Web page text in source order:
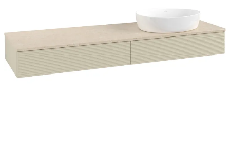
Grohe eurodiscc joy
servantbatteri xl
Hyper bokhylle eik